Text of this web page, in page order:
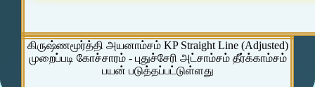
கிருஷ்ணமூர்த்தி அயனாம்சம் KP Straight Line (Adjusted)
முறைப்படி கோச்சாரம் - புதுச்சேரி அட்சாம்சம் தீர்க்காம்சம்
பயன் படுத்தப்பட்டுள்ளது